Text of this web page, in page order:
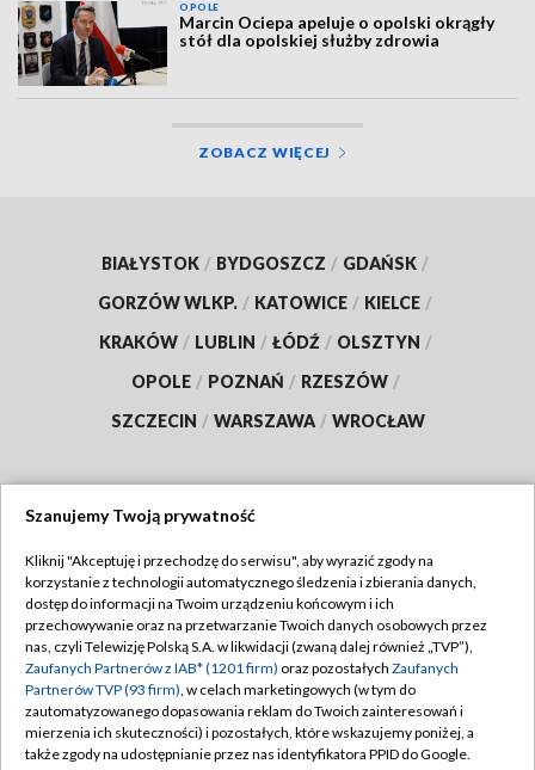
OPOLE
Marcin Ociepa apeluje o opolski okrągły
stół dla opolskiej służby zdrowia
ZOBACZ WIĘCEJ
BIAŁYSTOK / BYDGOSZCZ / GDAŃSK /
GORZÓW WLKP. / KATOWICE / KIELCE /
KRAKÓW / LUBLIN / ŁÓDŹ / OLSZTYN /
OPOLE / POZNAŃ / RZESZÓW /
SZCZECIN / WARSZAWA / WROCŁAW
TVP
Abonament TVP
Emisja w TVP
Centrum informacji TVP
Naziemna Telewizja Cyfrowa
Regulamin TVP
Polityka prywatności
Moje zgody
Pomoc
Szanujemy Twoją prywatność
Kliknij "Akceptuję i przechodzę do serwisu", aby wyrazić zgody na
korzystanie z technologii automatycznego śledzenia i zbierania danych,
dostęp do informacji na Twoim urządzeniu końcowym i ich
przechowywanie oraz na przetwarzanie Twoich danych osobowych przez
nas, czyli Telewizję Polską S.A. w likwidacji (zwaną dalej również „TVP”),
Zaufanych Partnerów z IAB* (1201 firm) oraz pozostałych Zaufanych
Partnerów TVP (93 firm), w celach marketingowych (w tym do
zautomatyzowanego dopasowania reklam do Twoich zainteresowań i
mierzenia ich skuteczności) i pozostałych, które wskazujemy poniżej, a
także zgody na udostępnianie przez nas identyfikatora PPID do Google.